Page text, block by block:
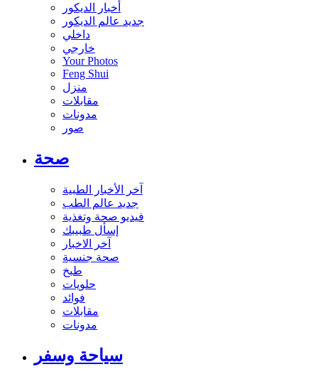
أخبار الديكور
جديد عالم الديكور
داخلي
خارجي
Your Photos
Feng Shui
منزل
مقابلات
مدونات
صور
صحة
آخر الأخبار الطبية
جديد عالم الطب
فيديو صحة وتغذية
إسأل طبيبك
آخر الاخبار
صحة جنسية
طبخ
حلويات
فوائد
مقابلات
مدونات
سياحة وسفر